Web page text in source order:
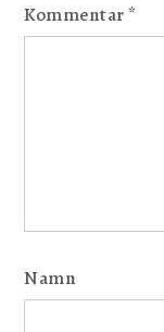
Kommentar*
Namn